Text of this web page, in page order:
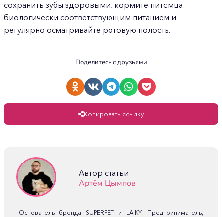
сохранить зубы здоровыми, кормите питомца
биологически соответствующим питанием и
регулярно осматривайте ротовую полость.
Поделитесь с друзьями
Копировать ссылку
Автор статьи
Артём Цымпов
Основатель бренда SUPERPET и LAIKY. Предприниматель,